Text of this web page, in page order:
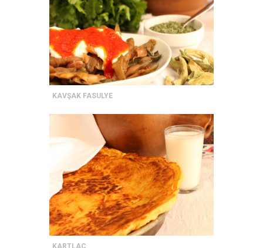
KAVŞAK FASULYE
KARTLAÇ